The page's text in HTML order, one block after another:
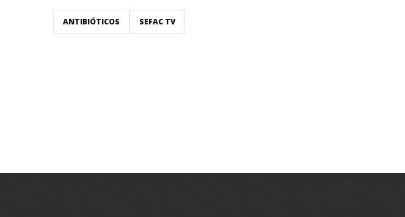
ANTIBIÓTICOS SEFAC TV